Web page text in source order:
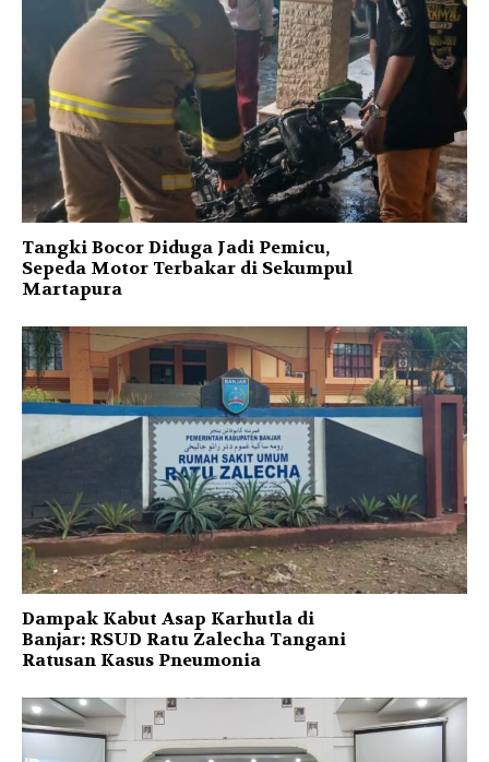
Tangki Bocor Diduga Jadi Pemicu,
Sepeda Motor Terbakar di Sekumpul
Martapura
Dampak Kabut Asap Karhutla di
Banjar: RSUD Ratu Zalecha Tangani
Ratusan Kasus Pneumonia